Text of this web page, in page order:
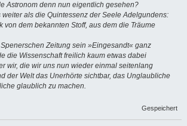
Astronom denn nun eigentlich gesehen?
als die Quintessenz der Seele Adelgundens:
von dem bekannten Stoff, aus dem die Träume
Zeitung sein »Eingesandt« ganz
die Wissenschaft freilich kaum etwas dabei
wir, die wir uns nun wieder einmal seitenlang
der Welt das Unerhörte sichtbar, das Unglaubliche
glaublich zu machen.
Gespeichert